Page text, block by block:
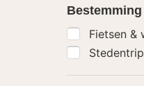
Fietsen &
Stedentrip